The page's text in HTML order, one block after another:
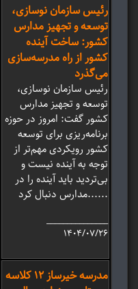
رئیس سازمان نوسازی،
توسعه و تجهیز مدارس
کشور: ساخت آینده‌
کشور از راه مدرسه‌سازی
می‌گذرد
رئیس سازمان نوسازی،
توسعه و تجهیز مدارس
کشور گفت: امروز در حوزه
برنامه‌ریزی برای توسعه
کشور رویکردی مهم‌تر از
توجه به آینده نیست و
بی‌تردید باید آینده را در
مدارس دنبال کرد......
_______________
۱۴۰۴/۰۷/۲۶
مدرسه خیرساز 12 کلاسه